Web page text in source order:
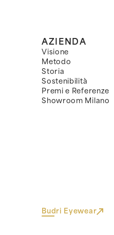
AZIENDA
Visione
Metodo
Storia
Sostenibilità
Premi e Referenze
Showroom Milano
Budri Eyewear